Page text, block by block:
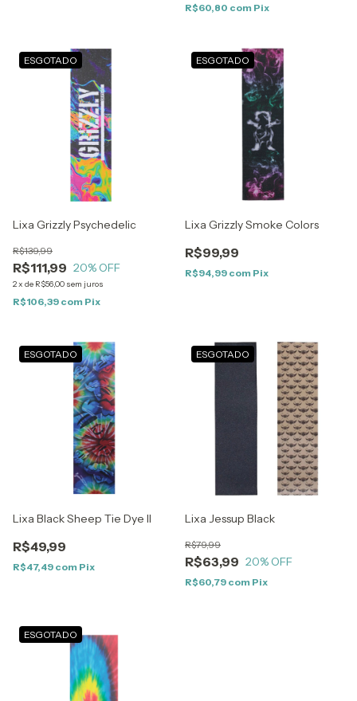
R$60,80 com Pix
ESGOTADO
Lixa Grizzly Psychedelic
R$111,99
R$139,99
20% OFF
2x de R$56,00 sem juros
R$106,39 com Pix
ESGOTADO
Lixa Grizzly Smoke Colors
R$99,99
R$94,99 com Pix
ESGOTADO
Lixa Black Sheep Tie Dye II
R$49,99
R$47,49 com Pix
ESGOTADO
Lixa Jessup Black
R$63,99
R$79,99
20% OFF
R$60,79 com Pix
ESGOTADO